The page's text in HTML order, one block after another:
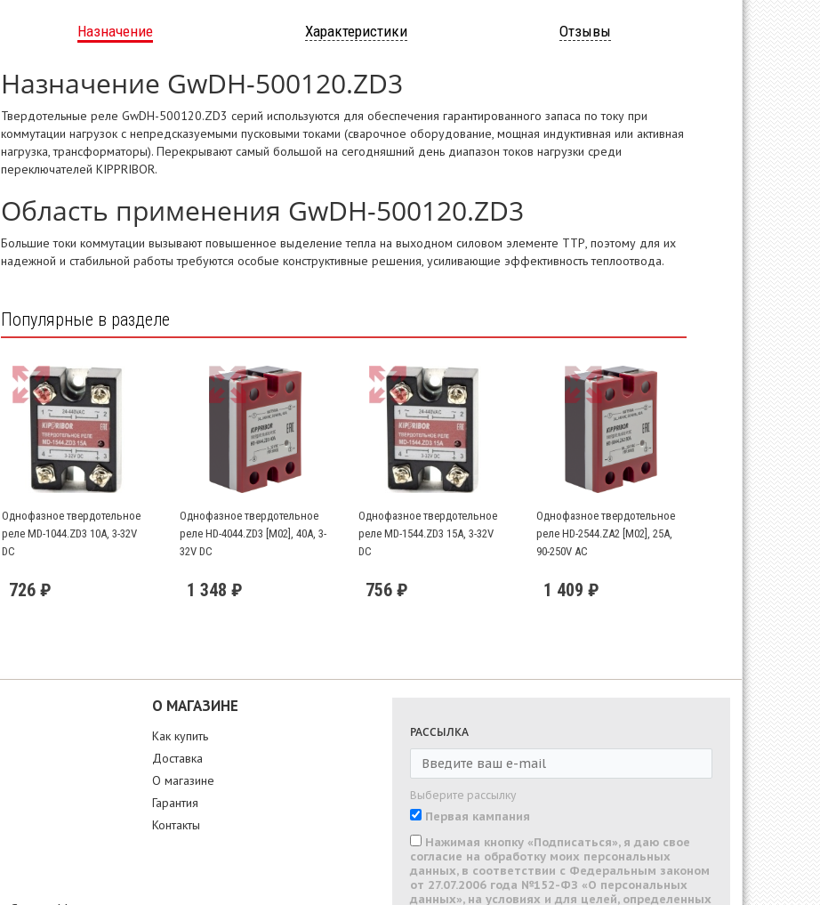
Назначение Характеристики Отзывы
Назначение GwDH-500120.ZD3
Твердотельные реле GwDH-500120.ZD3 серий используются для обеспечения гарантированного запаса по току при
коммутации нагрузок с непредсказуемыми пусковыми токами (сварочное оборудование, мощная индуктивная или активная
нагрузка, трансформаторы). Перекрывают самый большой на сегодняшний день диапазон токов нагрузки среди
переключателей KIPPRIBOR.
Область применения GwDH-500120.ZD3
Большие токи коммутации вызывают повышенное выделение тепла на выходном силовом элементе ТТР, поэтому для их
надежной и стабильной работы требуются особые конструктивные решения, усиливающие эффективность теплоотвода.
Популярные в разделе
Однофазное твердотельное
реле MD-1044.ZD3 10А, 3-32V
DC
726 ₽
Однофазное твердотельное
реле HD-4044.ZD3 [M02], 40А, 3-
32V DC
1 348 ₽
Однофазное твердотельное
реле MD-1544.ZD3 15А, 3-32V
DC
756 ₽
Однофазное твердотельное
реле HD-2544.ZA2 [M02], 25А,
90-250V AC
1 409 ₽
О МАГАЗИНЕ
Как купить
Доставка
О магазине
Гарантия
Контакты
РАССЫЛКА
Выберите рассылку
Первая кампания
Нажимая кнопку «Подписаться», я даю свое
согласие на обработку моих персональных
данных, в соответствии с Федеральным законом
от 27.07.2006 года №152-ФЗ «О персональных
данных», на условиях и для целей, определенных